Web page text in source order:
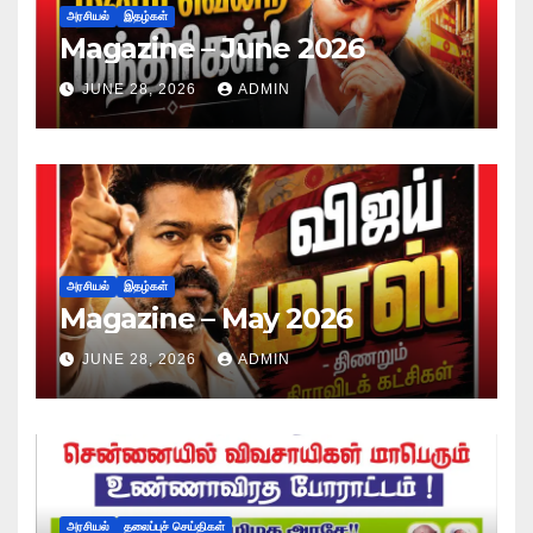
அரசியல் இதழ்கள்
Magazine – June 2026
JUNE 28, 2026 ADMIN
அரசியல் இதழ்கள்
Magazine – May 2026
JUNE 28, 2026 ADMIN
அரசியல் தலைப்புச் செய்திகள்